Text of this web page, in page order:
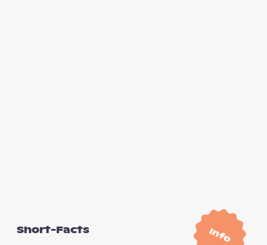
Info
Short-Facts